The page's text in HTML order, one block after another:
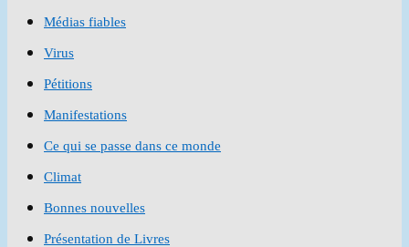
Médias fiables
Virus
Pétitions
Manifestations
Ce qui se passe dans ce monde
Climat
Bonnes nouvelles
Présentation de Livres